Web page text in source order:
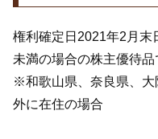
権利確定日2021年2月末
未満の場合の株主優待品
※和歌山県、奈良県、大
外に在住の場合